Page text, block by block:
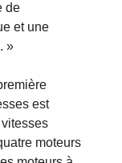
de
et une
»
est
moteurs